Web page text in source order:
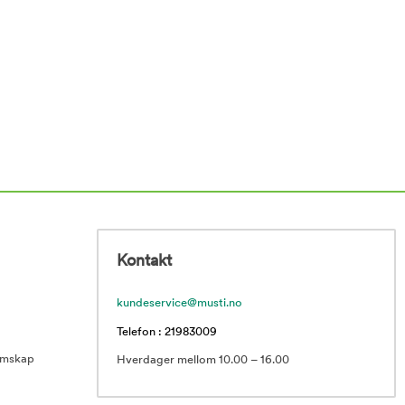
Kontakt
kundeservice@musti.no
Telefon : 21983009
Hverdager mellom 10.00 – 16.00